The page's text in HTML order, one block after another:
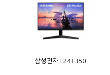
삼성전자 F24T350